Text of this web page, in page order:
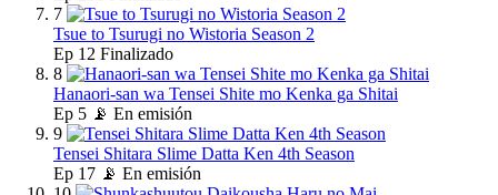
7
Tsue to Tsurugi no Wistoria Season 2
Ep 12 Finalizado
8
Hanaori-san wa Tensei Shite mo Kenka ga Shitai
Ep 5 📡 En emisión
9
Tensei Shitara Slime Datta Ken 4th Season
Ep 17 📡 En emisión